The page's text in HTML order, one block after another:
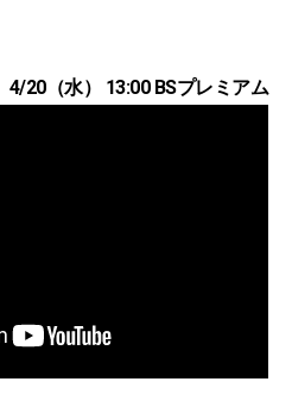
4/20（水） 13:00 BSプレミアム